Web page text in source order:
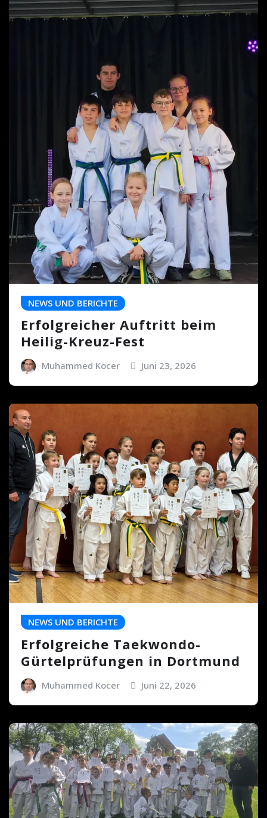
NEWS UND BERICHTE
Erfolgreicher Auftritt beim
Heilig-Kreuz-Fest
Muhammed Kocer Juni 23, 2026
NEWS UND BERICHTE
Erfolgreiche Taekwondo-
Gürtelprüfungen in Dortmund
Muhammed Kocer Juni 22, 2026